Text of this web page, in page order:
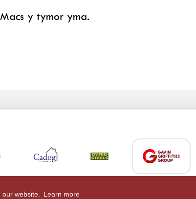
website. Learn more
y tymor yma.